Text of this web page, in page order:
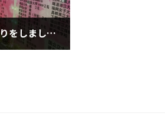
今年もクリスマスの飾りをしました！